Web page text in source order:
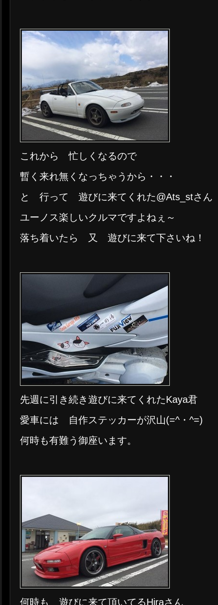
これから 忙しくなるので
暫く来れ無くなっちゃうから・・・
と 行って 遊びに来てくれた@Ats_stさん
ユーノス楽しいクルマですよねぇ～
落ち着いたら 又 遊びに来て下さいね！
先週に引き続き遊びに来てくれたKaya君
愛車には 自作ステッカーが沢山(=^・^=)
何時も有難う御座います。
何時も 遊びに来て頂いてるHiraさん